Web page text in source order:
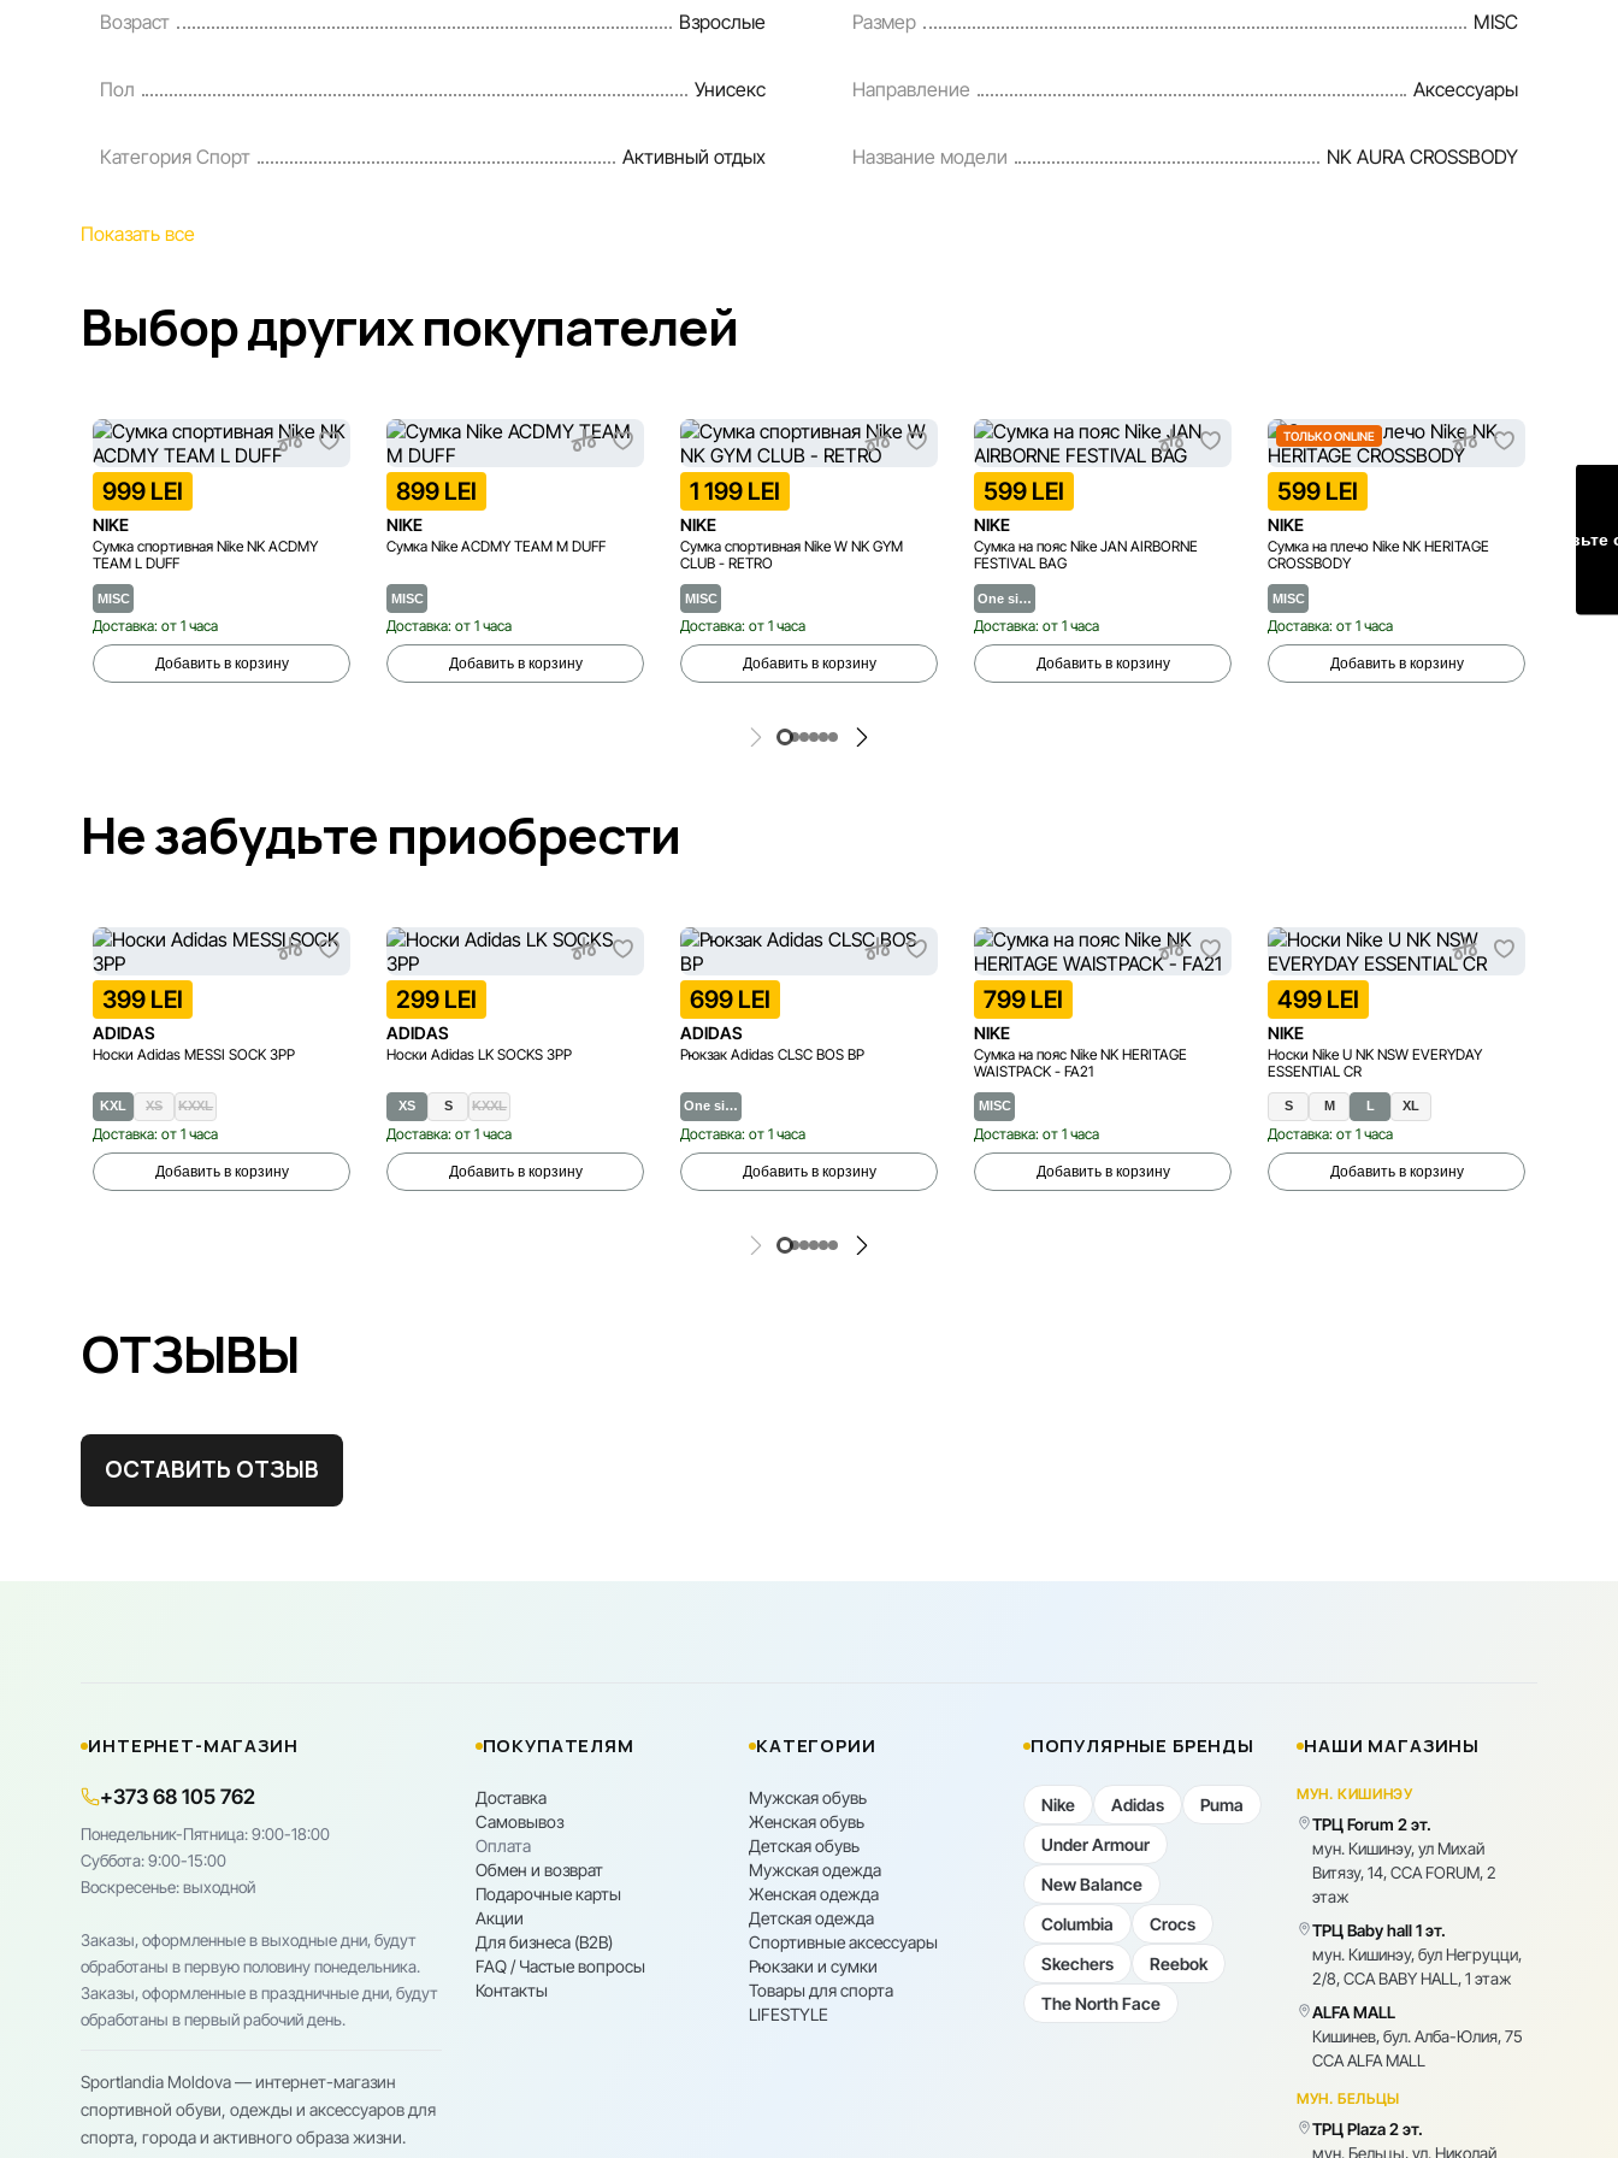
Возраст Взрослые Размер MISC
Пол Унисекс Направление Аксессуары
Категория Спорт Активный отдых Название модели NK AURA CROSSBODY
Показать все
Выбор других покупателей
999 LEI
NIKE
Сумка спортивная Nike NK ACDMY
TEAM L DUFF
MISC
Доставка: от 1 часа
Добавить в корзину
899 LEI
NIKE
Сумка Nike ACDMY TEAM M DUFF
MISC
Доставка: от 1 часа
Добавить в корзину
1 199 LEI
NIKE
Сумка спортивная Nike W NK GYM
CLUB - RETRO
MISC
Доставка: от 1 часа
Добавить в корзину
599 LEI
NIKE
Сумка на пояс Nike JAN AIRBORNE
FESTIVAL BAG
One si…
Доставка: от 1 часа
Добавить в корзину
ТОЛЬКО ONLINE
599 LEI
NIKE
Сумка на плечо Nike NK HERITAGE
CROSSBODY
MISC
Доставка: от 1 часа
Добавить в корзину
Сумка
Не забудьте приобрести
399 LEI
ADIDAS
Носки Adidas MESSI SOCK 3PP
KXL XS KXXL
Доставка: от 1 часа
Добавить в корзину
299 LEI
ADIDAS
Носки Adidas LK SOCKS 3PP
XS S KXXL
Доставка: от 1 часа
Добавить в корзину
699 LEI
ADIDAS
Рюкзак Adidas CLSC BOS BP
One si…
Доставка: от 1 часа
Добавить в корзину
799 LEI
NIKE
Сумка на пояс Nike NK HERITAGE
WAISTPACK - FA21
MISC
Доставка: от 1 часа
Добавить в корзину
499 LEI
NIKE
Носки Nike U NK NSW EVERYDAY
ESSENTIAL CR
S M L XL
Доставка: от 1 часа
Добавить в корзину
ОТЗЫВЫ
ОСТАВИТЬ ОТЗЫВ
Оставьте
ИНТЕРНЕТ-МАГАЗИН
+373 68 105 762
Понедельник-Пятница: 9:00-18:00
Cуббота: 9:00-15:00
Воскресенье: выходной
Заказы, оформленные в выходные дни, будут
обработаны в первую половину понедельника.
Заказы, оформленные в праздничные дни, будут
обработаны в первый рабочий день.
Sportlandia Moldova — интернет-магазин
спортивной обуви, одежды и аксессуаров для
спорта, города и активного образа жизни.
ПОКУПАТЕЛЯМ
Доставка
Самовывоз
Оплата
Обмен и возврат
Подарочные карты
Акции
Для бизнеса (B2B)
FAQ / Частые вопросы
Контакты
КАТЕГОРИИ
Мужская обувь
Женская обувь
Детская обувь
Мужская одежда
Женская одежда
Детская одежда
Спортивные аксессуары
Рюкзаки и сумки
Товары для спорта
LIFESTYLE
ПОПУЛЯРНЫЕ БРЕНДЫ
Nike Adidas
Puma
Under Armour
New Balance
Columbia
Crocs
Skechers
Reebok
The North Face
НАШИ МАГАЗИНЫ
МУН. КИШИНЭУ
ТРЦ Forum 2 эт.
мун. Кишинэу, ул Михай
Витязу, 14, CCA FORUM, 2
этаж
ТРЦ Baby hall 1 эт.
мун. Кишинэу, бул Негруцци,
2/8, CCA BABY HALL, 1 этаж
ALFA MALL
Кишинев, бул. Алба-Юлия, 75
CCA ALFA MALL
МУН. БЕЛЬЦЫ
ТРЦ Plaza 2 эт.
мун. Бельцы, ул. Николай